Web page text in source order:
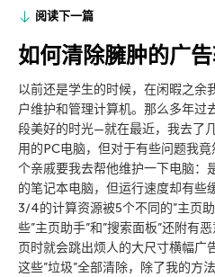
阅读下一篇
如何清除臃肿的广
以前还是学生的时候，在闲暇之余
户维护和管理计算机。那么多年过
段美好的时光—就在最近，我去了
用的PC电脑，但对于有些问题我
个亲戚要我去帮他维护一下电脑：
的笔记本电脑，但运行速度却有些
3/4的计算资源被5个不同的”主页
些”主页助手”和”搜索面板”还附有
页时就会跳出烦人的大尺寸横幅广
这些”垃圾”全部清除，除了我的方